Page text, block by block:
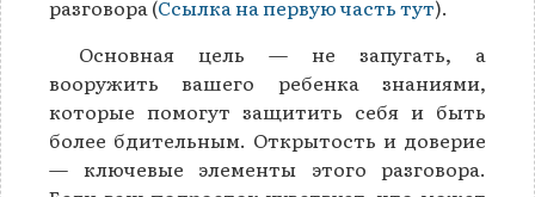
разговора (Ссылка на первую часть тут).
Основная цель — не запугать, а
вооружить вашего ребенка знаниями,
которые помогут защитить себя и быть
более бдительным. Открытость и доверие
— ключевые элементы этого разговора.